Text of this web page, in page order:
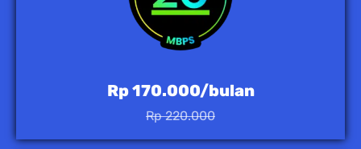
Rp 170.000/bulan
Rp 220.000